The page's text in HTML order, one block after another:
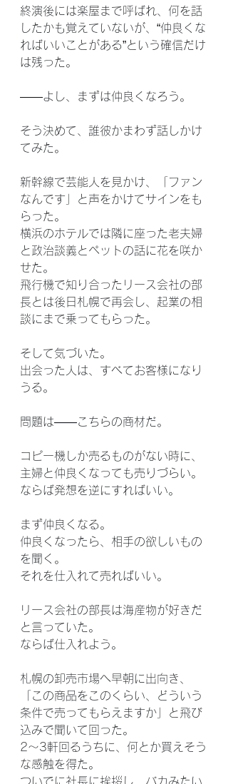
終演後には楽屋まで呼ばれ、何を話
したかも覚えていないが、“仲良くな
ればいいことがある”という確信だけ
は残った。
――よし、まずは仲良くなろう。
そう決めて、誰彼かまわず話しかけ
てみた。
新幹線で芸能人を見かけ、「ファン
なんです」と声をかけてサインをも
らった。
横浜のホテルでは隣に座った老夫婦
と政治談義とペットの話に花を咲か
せた。
飛行機で知り合ったリース会社の部
長とは後日札幌で再会し、起業の相
談にまで乗ってもらった。
そして気づいた。
出会った人は、すべてお客様になり
うる。
問題は――こちらの商材だ。
コピー機しか売るものがない時に、
主婦と仲良くなっても売りづらい。
ならば発想を逆にすればいい。
まず仲良くなる。
仲良くなったら、相手の欲しいもの
を聞く。
それを仕入れて売ればいい。
リース会社の部長は海産物が好きだ
と言っていた。
ならば仕入れよう。
札幌の卸売市場へ早朝に出向き、
「この商品をこのくらい、どういう
条件で売ってもらえますか」と飛び
込みで聞いて回った。
2〜3軒回るうちに、何とか買えそう
な感触を得た。
ついでに社長に挨拶し、バカみたい